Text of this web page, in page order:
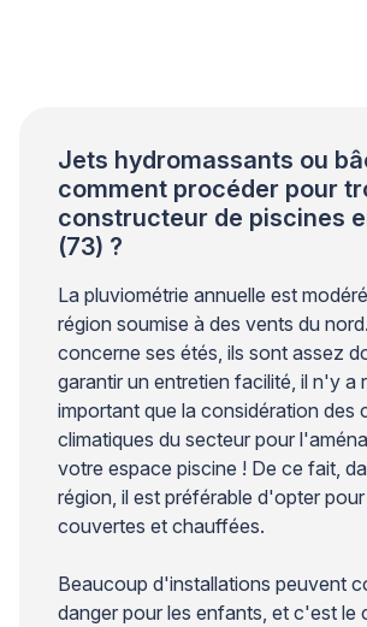
Jets hydromassants ou
comment procéder pour
constructeur de piscines
(73) ?
La pluviométrie annuelle est
région soumise à des vents du
concerne ses étés, ils sont assez
garantir un entretien facilité, il n'y a
important que la considération des
climatiques du secteur pour
votre espace piscine ! De ce fait,
région, il est préférable d'opter
couvertes et chauffées.
Beaucoup d'installations peuvent
danger pour les enfants, et c'est le